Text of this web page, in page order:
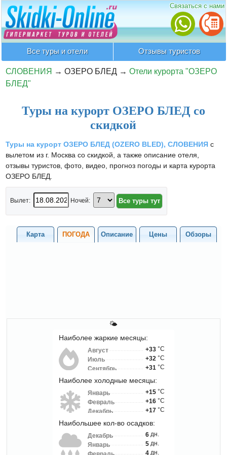
Связаться с нами
Все туры и отели Отзывы туристов
СЛОВЕНИЯ →ОЗЕРО БЛЕД →Отели курорта "ОЗЕРО
БЛЕД"
Туры на курорт ОЗЕРО БЛЕД со
скидкой
Туры на курорт ОЗЕРО БЛЕД (OZERO BLED), СЛОВЕНИЯ с
вылетом из г. Москва со скидкой, а также описание отеля,
отзывы туристов, фото, видео, прогноз погоды и карта курорта
ОЗЕРО БЛЕД.
Вылет: Ночей:
Карта ПОГОДА Описание Цены Обзоры
🌤
Наиболее жаркие месяцы:
Август +33°C
Июль
+32 °C
Сентябрь
+31 °C
Наиболее холодные месяцы:
Январь +15°C
Февраль
+16°C
Декабрь
+17°C
Наибольшее кол-во осадков:
Декабрь 6дн.
Январь
5дн.
4дн.